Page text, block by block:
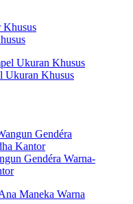
Ukuran Khusus
Gendéra Warna-